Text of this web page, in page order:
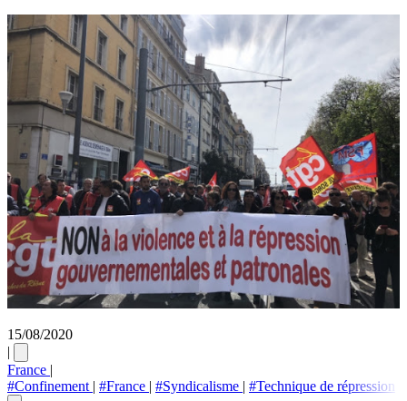
15/08/2020
|
France |
#Confinement | #France | #Syndicalisme | #Technique de répression